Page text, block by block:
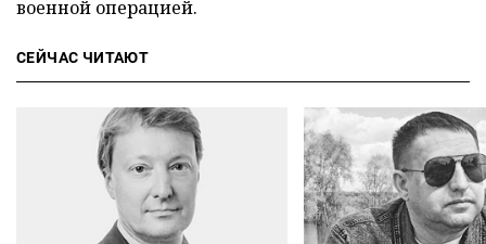
военной операцией.
СЕЙЧАС ЧИТАЮТ